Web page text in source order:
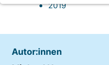
2019
Autor:innen
CMS Cookie